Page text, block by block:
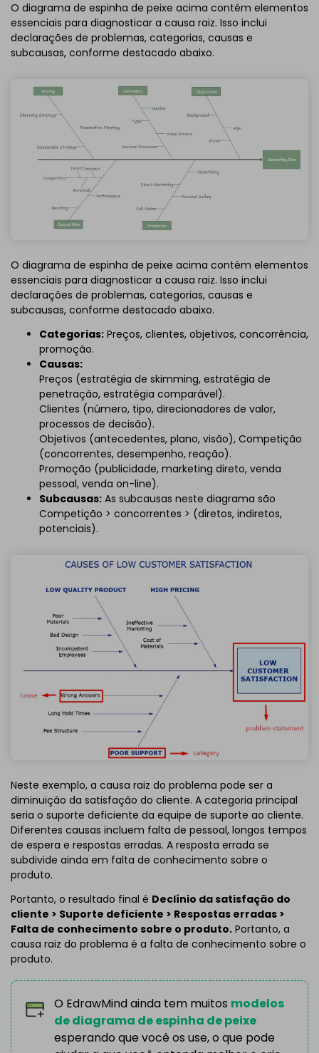
O diagrama de espinha de peixe acima contém elementos
essenciais para diagnosticar a causa raiz. Isso inclui
declarações de problemas, categorias, causas e
subcausas, conforme destacado abaixo.
O diagrama de espinha de peixe acima contém elementos
essenciais para diagnosticar a causa raiz. Isso inclui
declarações de problemas, categorias, causas e
subcausas, conforme destacado abaixo.
Categorias: Preços, clientes, objetivos, concorrência,
promoção.
Causas:
Preços (estratégia de skimming, estratégia de
penetração, estratégia comparável).
Clientes (número, tipo, direcionadores de valor,
processos de decisão).
Objetivos (antecedentes, plano, visão), Competição
(concorrentes, desempenho, reação).
Promoção (publicidade, marketing direto, venda
pessoal, venda on-line).
Subcausas: As subcausas neste diagrama são
Competição > concorrentes > (diretos, indiretos,
potenciais).
Neste exemplo, a causa raiz do problema pode ser a
diminuição da satisfação do cliente. A categoria principal
seria o suporte deficiente da equipe de suporte ao cliente.
Diferentes causas incluem falta de pessoal, longos tempos
de espera e respostas erradas. A resposta errada se
subdivide ainda em falta de conhecimento sobre o
produto.
Portanto, o resultado final é Declínio da satisfação do
cliente > Suporte deficiente > Respostas erradas >
Falta de conhecimento sobre o produto. Portanto, a
causa raiz do problema é a falta de conhecimento sobre o
produto.
O EdrawMind ainda tem muitos modelos
de diagrama de espinha de peixe
esperando que você os use, o que pode